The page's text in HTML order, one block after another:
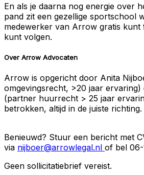
En als je daarna nog energie over
pand zit een gezellige sportschool
medewerker van Arrow gratis kunt
kunt volgen.
Over Arrow Advocaten
Arrow is opgericht door Anita
omgevingsrecht, >20 jaar ervaring)
(partner huurrecht > 25 jaar
betrokken, altijd in de juiste richting.
Benieuwd? Stuur een bericht met
via nijboer@arrowlegal.nl of bel
Geen sollicitatiebrief vereist.